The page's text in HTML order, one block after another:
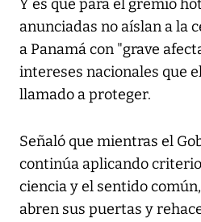
Y es que para el gremio
anunciadas no aíslan a la
a Panamá con "grave
intereses nacionales que
llamado a proteger.
Señaló que mientras el
continúa aplicando
ciencia y el sentido
abren sus puertas y